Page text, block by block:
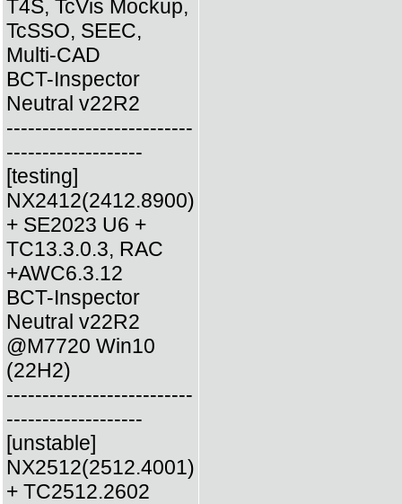
T4S, TcVis Mockup,
TcSSO, SEEC,
Multi-CAD
BCT-Inspector
Neutral v22R2
--------------------------
-------------------
[testing]
NX2412(2412.8900)
+ SE2023 U6 +
TC13.3.0.3, RAC
+AWC6.3.12
BCT-Inspector
Neutral v22R2
@M7720 Win10
(22H2)
--------------------------
-------------------
[unstable]
NX2512(2512.4001)
+ TC2512.2602